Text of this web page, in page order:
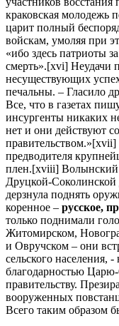
краковская молодежь
царит полный
войскам, умоляя при
«ибо здесь патриоты
смерть».[xvi] Неудачи
несуществующих
печальны. – Гласило
Все, что в газетах
инсургенты никаких
нет и они действуют
предводителя
плен.[xviii] Волынский
Друцкой-Соколинской
дерзнула поднять
коренное – русское,
только поднимали
Житомирском,
и Овручском – они
сельского населения,
благодарностью
правительству.
вооруженных
Всего таким образом